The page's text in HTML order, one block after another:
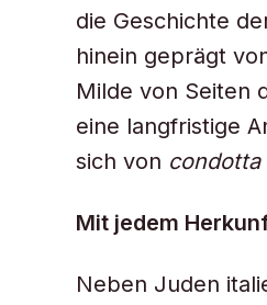
die Geschichte
hinein geprägt
Milde von Seiten
eine langfristige
sich von condotta
Mit jedem
Neben Juden